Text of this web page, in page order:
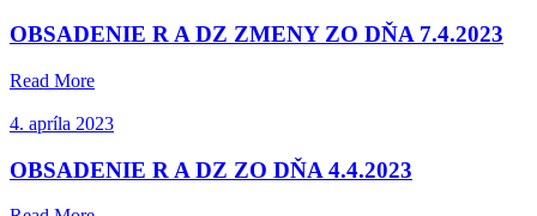
OBSADENIE R A DZ ZMENY ZO DŇA 7.4.2023
Read More
4. apríla 2023
OBSADENIE R A DZ ZO DŇA 4.4.2023